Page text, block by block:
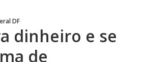
DF
dinheiro e se
de